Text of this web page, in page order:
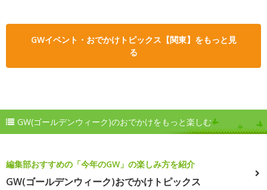
GWイベント・おでかけトピックス【関東】をもっと見
る
GW(ゴールデンウィーク)のおでかけをもっと楽しむ
編集部おすすめの「今年のGW」の楽しみ方を紹介
GW(ゴールデンウィーク)おでかけトピックス